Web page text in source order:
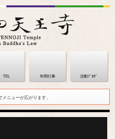
TEL 年間行事 活動ﾌﾞﾛｸﾞ
ニューが広がります。